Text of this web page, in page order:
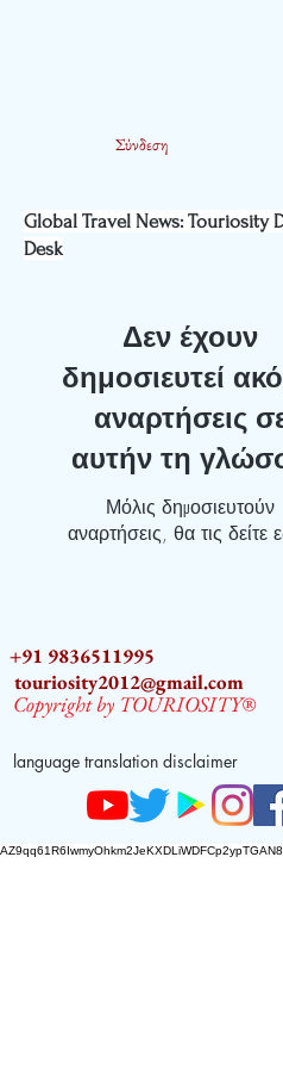
Σύνδεση
Global Travel News: Touriosity
Desk
Δεν έχουν
δημοσιευτεί
αναρτήσεις
αυτήν τη
Μόλις δημοσιευτούν
αναρτήσεις, θα τις δείτε
+91 9836511995
touriosity2012@gmail.com
Copyright by TOURIOSITY®
language translation disclaimer